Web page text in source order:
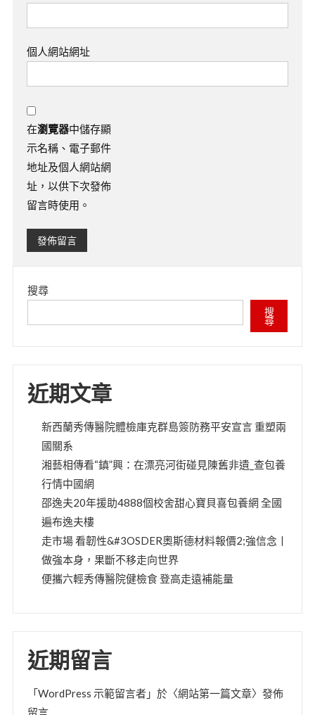
個人網站網址
在瀏覽器中儲存顯
示名稱、電子郵件
地址及個人網站網
址，以供下次發佈
留言時使用。
搜尋
搜
尋
近期文章
新西蘭秀傳醫院體檢庫克群島簽防務平安宣言 重塑兩
國關系
湘藝相傳看“鎮”興：在漂亮河街碰見陳舊非遺_查包養
行情中國網
邵逸夫20年援助4888個校舍甜心寶貝喜包養網 全國
遍布逸夫樓
走市場 看韌性&#3OSDER奧斯德材料報價2;強信念丨
做強本身，果斷不移走向世界
便攜六輕秀傳醫院健檢食 登高走遠補能量
近期留言
「WordPress 示範留言者」於〈網站第一篇文章〉發佈
留言